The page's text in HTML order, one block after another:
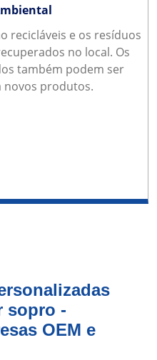
recicláveis ​​e os resíduos
no local. Os
​​também podem ser
produtos.
sopro -
OEM e